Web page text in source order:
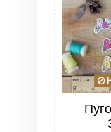
Страна